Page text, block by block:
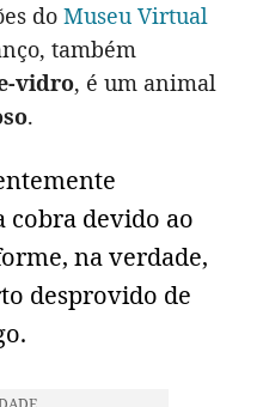
do Museu Virtual
também
vidro, é um animal
.
devido ao
na verdade,
desprovido de